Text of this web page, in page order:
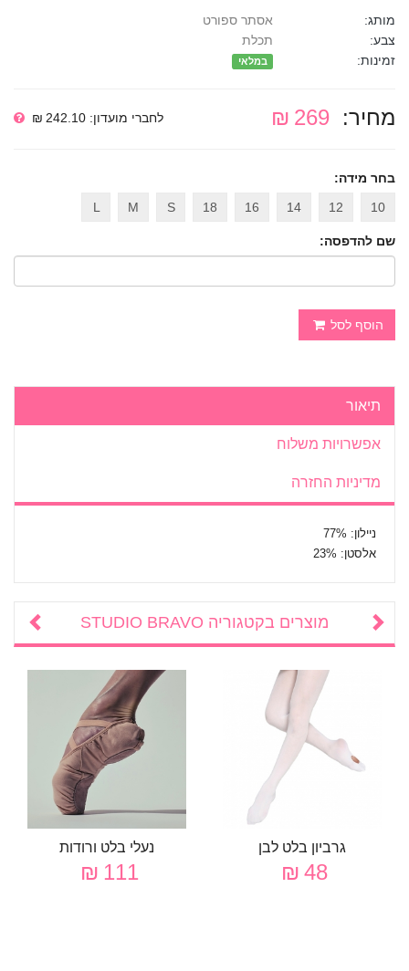
מותג:
אסתר ספורט
צבע:
תכלת
זמינות:
במלאי
מחיר: 269 ₪ לחברי מועדון: 242.10 ₪
בחר מידה:
10
12
14
16
18
S
M
L
שם להדפסה:
הוסף לסל
תיאור
אפשרויות משלוח
מדיניות החזרה
ניילון: 77%
אלסטן: 23%
מוצרים בקטגוריה STUDIO BRAVO
גרביון בלט לבן
48 ₪
נעלי בלט ורודות
111 ₪